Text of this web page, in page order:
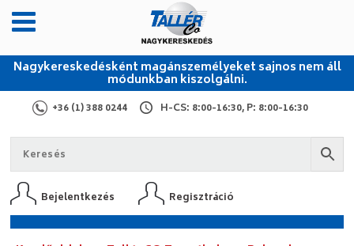
Nagykereskedésként magánszemélyeket sajnos nem áll
módunkban kiszolgálni.
+36 (1) 388 0244 H-CS: 8:00-16:30, P: 8:00-16:30
Bejelentkezés Regisztráció